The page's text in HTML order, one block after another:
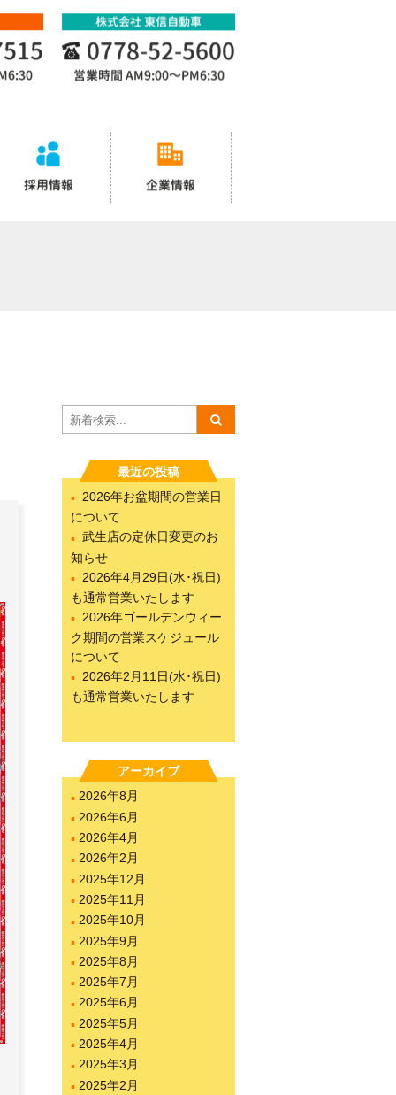
株式会社 東信自動車
0778-52-5600
営業時間 AM9:00～PM6:30
採用情報 企業情報
最近の投稿
2026年お盆期間の営業日
について
武生店の定休日変更のお
知らせ
2026年4月29日(水･祝日)
も通常営業いたします
2026年ゴールデンウィー
ク期間の営業スケジュール
について
2026年2月11日(水･祝日)
も通常営業いたします
アーカイブ
2026年8月
2026年6月
2026年4月
2026年2月
2025年12月
2025年11月
2025年10月
2025年9月
2025年8月
2025年7月
2025年6月
2025年5月
2025年4月
2025年3月
2025年2月